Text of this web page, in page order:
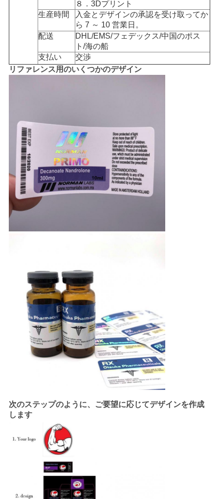
８．3Dプリント
生産時間
入金とデザインの承認を受け取ってか
ら 7 ～ 10 営業日。
配送
DHL/EMS/フェデックス/中国のポス
ト/海の船
支払い
交渉
リファレンス用のいくつかのデザイン
次のステップのように、ご要望に応じてデザインを作成
します